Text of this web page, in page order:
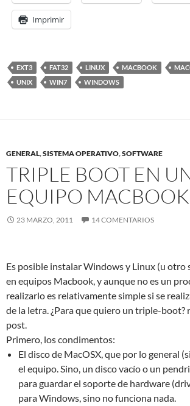
Imprimir
EXT3 FAT32 LINUX MACBOOK
UNIX
WIN7 WINDOWS
GENERAL,SISTEMA OPERATIVO,SOFTWARE
TRIPLE BOOT EN
EQUIPO MACBOOK
23 MARZO, 2011 14 COMENTARIOS
Es posible instalar Windows y Linux (u otro
en equipos Macbook, y aunque no es un
realizarlo es relativamente simple si se
de la letra. ¿Para que quiero un triple-boot?
post.
Primero, los condimentos:
El disco de MacOSX, que por lo general
el equipo. Sino, un disco vacío o un
para guardar el soporte de hardware
para Windows, sino no funciona nada.